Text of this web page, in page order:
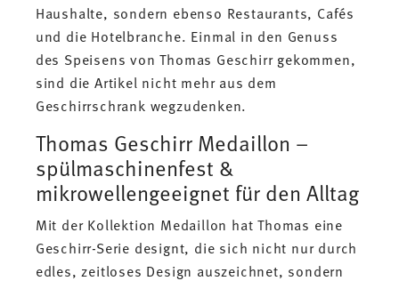
Haushalte, sondern ebenso Restaurants, Cafés
und die Hotelbranche. Einmal in den Genuss
des Speisens von Thomas Geschirr gekommen,
sind die Artikel nicht mehr aus dem
Geschirrschrank wegzudenken.
Thomas Geschirr Medaillon –
spülmaschinenfest &
mikrowellengeeignet für den Alltag
Mit der Kollektion Medaillon hat Thomas eine
Geschirr-Serie designt, die sich nicht nur durch
edles, zeitloses Design auszeichnet, sondern